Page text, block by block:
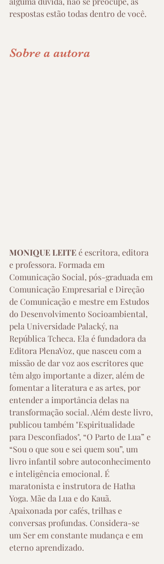
respostas estão todas dentro de você.
Sobre a autora
MONIQUE LEITE é escritora, editora
e professora. Formada em
Comunicação Social, pós-graduada em
Comunicação Empresarial e Direção
de Comunicação e mestre em Estudos
do Desenvolvimento Socioambiental,
pela Universidade Palacký, na
República Tcheca. Ela é fundadora da
Editora PlenaVoz, que nasceu com a
missão de dar voz aos escritores que
têm algo importante a dizer, além de
fomentar a literatura e as artes, por
entender a importância delas na
transformação social. Além deste livro,
publicou também "Espiritualidade
para Desconfiados", “O Parto de Lua” e
“Sou o que sou e sei quem sou”, um
livro infantil sobre autoconhecimento
e inteligência emocional. É
maratonista e instrutora de Hatha
Yoga. Mãe da Lua e do Kauã.
Apaixonada por cafés, trilhas e
conversas profundas. Considera-se
um Ser em constante mudança e em
eterno aprendizado.